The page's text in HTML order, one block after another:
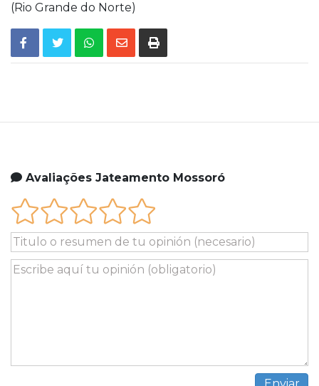
(Rio Grande do Norte)
Avaliações Jateamento Mossoró